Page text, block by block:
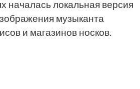
началась локальная версия
музыканта
и магазинов носков.